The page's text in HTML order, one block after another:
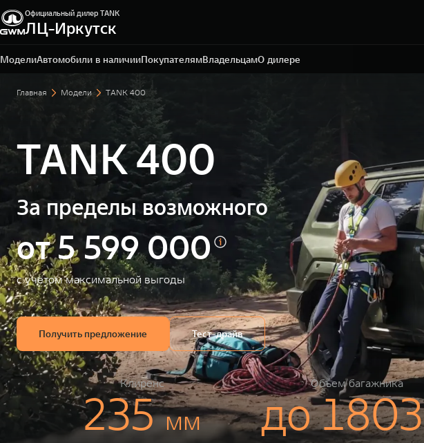
Официальный дилер TANK
ЛЦ-Иркутск
МоделиАвтомобили в наличииПокупателямВладельцамО дилере
Иркутск, ул. Ширямова, 32/5
+7 395 250-07-00
Главная Модели TANK 400
TANK 400
За пределы возможного
от 5 599 000
с учетом максимальной выгоды
Получить предложение Тест-драйв
Клиренс
235мм
Объем багажника
до 1803